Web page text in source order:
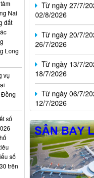
26/7/2026
18/7/2026
12/7/2026
Nai
đất
Long
vụ
Đồng
số
số
trên